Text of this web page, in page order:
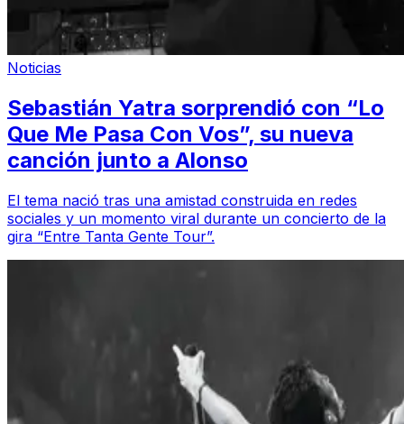
Noticias
Sebastián Yatra sorprendió con “Lo
Que Me Pasa Con Vos”, su nueva
canción junto a Alonso
El tema nació tras una amistad construida en redes
sociales y un momento viral durante un concierto de la
gira “Entre Tanta Gente Tour”.